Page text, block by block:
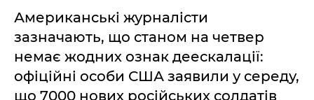
Американські журналісти
зазначають, що станом на четвер
немає жодних ознак деескалації:
офіційні особи США заявили у середу,
що 7000 нових російських солдатів